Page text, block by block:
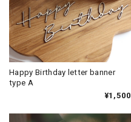
Happy Birthday letter banner
type A
¥1,500